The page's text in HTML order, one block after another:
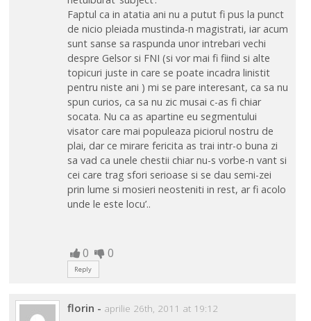
Faptul ca in atatia ani nu a putut fi pus la punct
de nicio pleiada mustinda-n magistrati, iar acum
sunt sanse sa raspunda unor intrebari vechi
despre Gelsor si FNI (si vor mai fi fiind si alte
topicuri juste in care se poate incadra linistit
pentru niste ani ) mi se pare interesant, ca sa nu
spun curios, ca sa nu zic musai c-as fi chiar
socata. Nu ca as apartine eu segmentului
visator care mai populeaza piciorul nostru de
plai, dar ce mirare fericita as trai intr-o buna zi
sa vad ca unele chestii chiar nu-s vorbe-n vant si
cei care trag sfori serioase si se dau semi-zei
prin lume si mosieri neosteniti in rest, ar fi acolo
unde le este locu’..
0 0
Reply
florin - aprilie 26th, 2011 at 19:12